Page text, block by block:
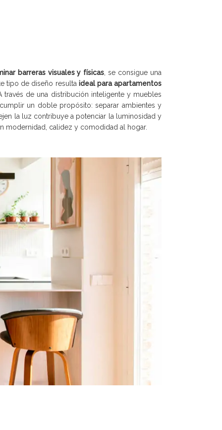
barreras visuales y físicas, se consigue una
tipo de diseño resultaideal para apartamentos
través de una distribución inteligente y muebles
un doble propósito: separar ambientes y
la luz contribuye a potenciar la luminosidad y
modernidad, calidez y comodidad al hogar.